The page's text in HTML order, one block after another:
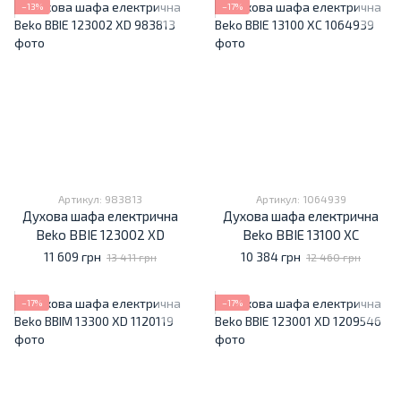
−13%
Артикул: 983813
Духова шафа електрична
Beko BBIE 123002 XD
11 609 грн 13 411 грн
−17%
Артикул: 1064939
Духова шафа електрична
Beko BBIE 13100 XC
10 384 грн 12 460 грн
−17% −17%